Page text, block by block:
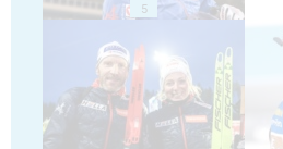
5